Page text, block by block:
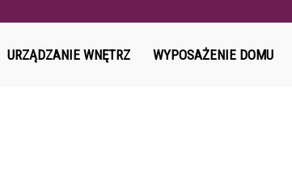
URZĄDZANIE WNĘTRZ WYPOSAŻENIE DOMU